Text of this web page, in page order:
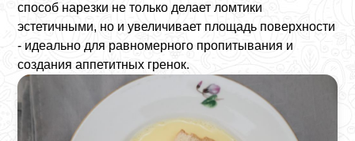
способ нарезки не только делает ломтики
эстетичными, но и увеличивает площадь поверхности
- идеально для равномерного пропитывания и
создания аппетитных гренок.